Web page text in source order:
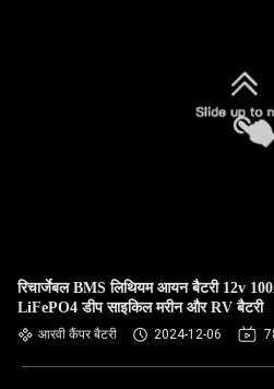
रिचार्जेबल BMS लिथियम आयन बैटरी 12v
LiFePO4 डीप साइकिल मरीन और RV बैटरी
आरवी कैंपर बैटरी 2024-12-06